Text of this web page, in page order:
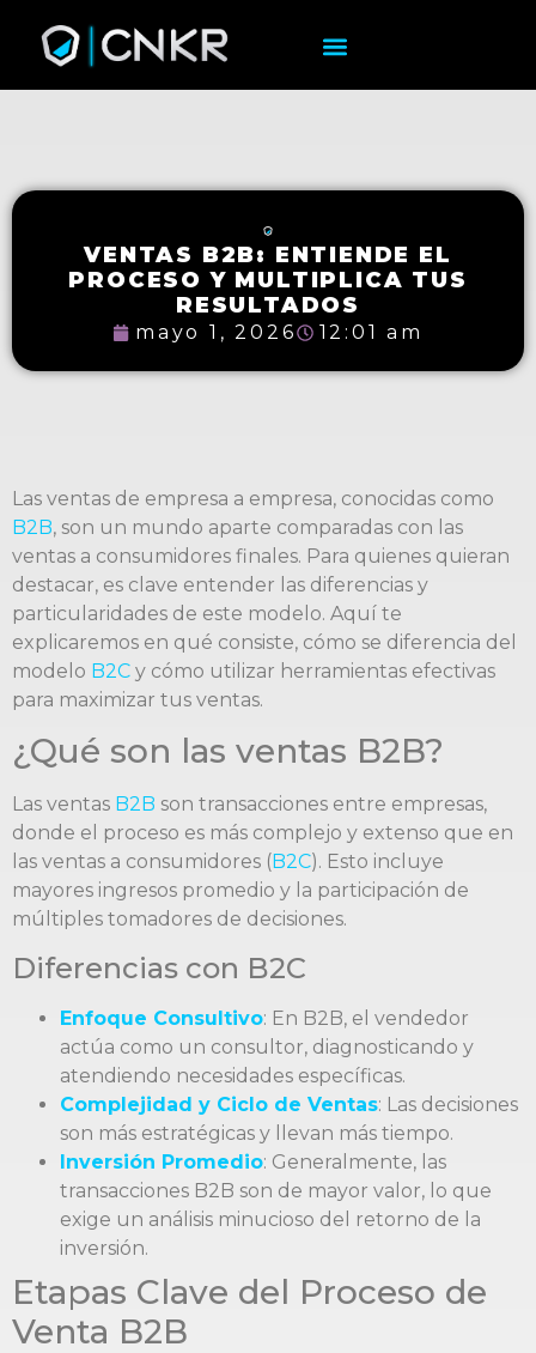
VENTAS B2B: ENTIENDE EL
PROCESO Y MULTIPLICA TUS
RESULTADOS
mayo 1, 2026 12:01 am
Las ventas de empresa a empresa, conocidas como
B2B, son un mundo aparte comparadas con las
ventas a consumidores finales. Para quienes quieran
destacar, es clave entender las diferencias y
particularidades de este modelo. Aquí te
explicaremos en qué consiste, cómo se diferencia del
modelo B2C y cómo utilizar herramientas efectivas
para maximizar tus ventas.
¿Qué son las ventas B2B?
Las ventas B2B son transacciones entre empresas,
donde el proceso es más complejo y extenso que en
las ventas a consumidores ( B2C). Esto incluye
mayores ingresos promedio y la participación de
múltiples tomadores de decisiones.
Diferencias con B2C
Enfoque Consultivo: En B2B, el vendedor
actúa como un consultor, diagnosticando y
atendiendo necesidades específicas.
Complejidad y Ciclo de Ventas: Las decisiones
son más estratégicas y llevan más tiempo.
Inversión Promedio: Generalmente, las
transacciones B2B son de mayor valor, lo que
exige un análisis minucioso del retorno de la
inversión.
Etapas Clave del Proceso de
Venta B2B